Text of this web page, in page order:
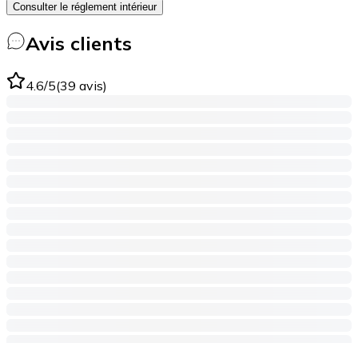
Consulter le réglement intérieur
Avis clients
4.6/5(39 avis)